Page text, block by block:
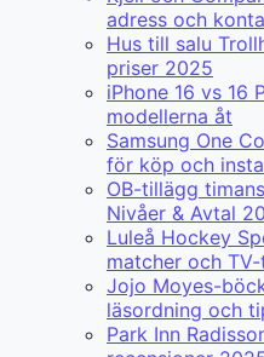
adress och
Hus till salu
priser 2025
iPhone 16 vs 16
modellerna åt
Samsung One
för köp och
OB-tillägg
Nivåer & Avtal
Luleå Hockey
matcher och
Jojo Moyes-
läsordning och
Park Inn